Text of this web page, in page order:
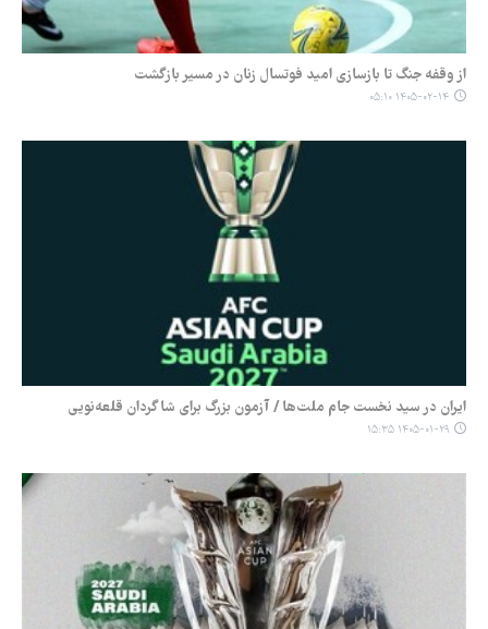
از وقفه جنگ تا بازسازی امید فوتسال زنان در مسیر بازگشت
۱۴۰۵-۰۲-۱۴ ۰۵:۱۰
ایران در سید نخست جام ملت‌ها / آزمون بزرگ برای شاگردان قلعه‌نویی
۱۴۰۵-۰۱-۲۹ ۱۵:۳۵